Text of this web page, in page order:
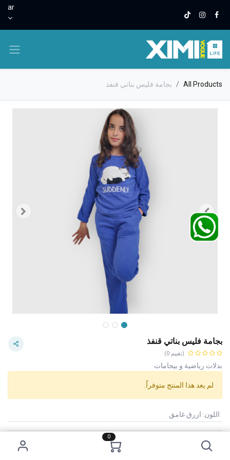
0
ar
All Products بجامة فليس بناتي قنفذ
بجامة فليس بناتي قنفذ
(تقييم 0)
بدلات رياضية و بيجامات
لم يعد هذا المنتج متوفراً.
اللون: ازرق غامق
Category:
الاستخدام :